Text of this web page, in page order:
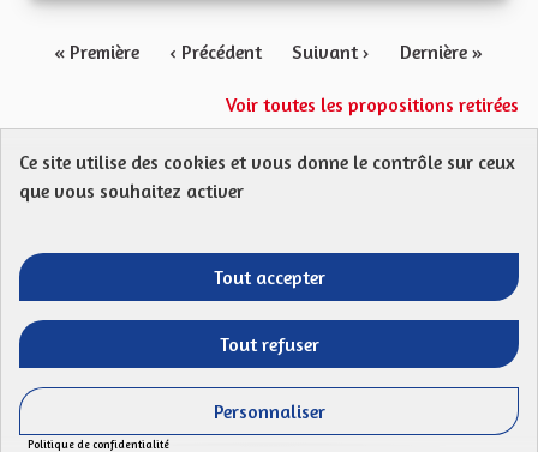
« Première ‹ Précédent Suivant › Dernière »
Voir toutes les propositions retirées
Protection des Données
Télécharger les fichiers Open Data
Entre vos mains - Collectivité
Entre vos mains - Collectivité
Entre vos mains - Collectivité
Entre vos mains -
(Lien externe)
(Lien externe)
Panneau de gestion des cookies
Ce site utilise des cookies et vous donne le contrôle sur ceux
que vous souhaitez activer
Tout accepter
Tout refuser
Personnaliser
Politique de confidentialité